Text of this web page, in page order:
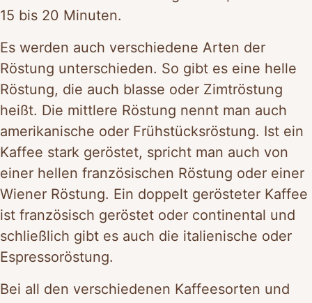
15 bis 20 Minuten.
Es werden auch verschiedene Arten der
Röstung unterschieden. So gibt es eine helle
Röstung, die auch blasse oder Zimtröstung
heißt. Die mittlere Röstung nennt man auch
amerikanische oder Frühstücksröstung. Ist ein
Kaffee stark geröstet, spricht man auch von
einer hellen französischen Röstung oder einer
Wiener Röstung. Ein doppelt gerösteter Kaffee
ist französisch geröstet oder continental und
schließlich gibt es auch die italienische oder
Espressoröstung.
Bei all den verschiedenen Kaffeesorten und